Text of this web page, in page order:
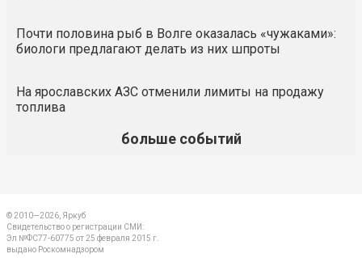
Почти половина рыб в Волге оказалась «чужаками»:
биологи предлагают делать из них шпроты
На ярославских АЗС отменили лимиты на продажу
топлива
больше событий
© 2010—2026, Яркуб
Свидетельство о регистрации СМИ:
Эл №ФС77-60775 от 25 февраля 2015 г.
выдано Роскомнадзором